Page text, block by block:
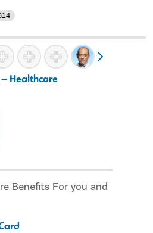
Healthcare
Benefits For you and